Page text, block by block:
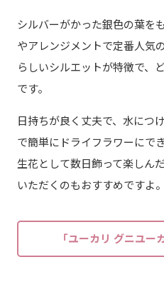
シルバーがかった銀色の葉を
やアレンジメントで定番人気
らしいシルエットが特徴で、
です。
日持ちが良く丈夫で、水につ
で簡単にドライフラワーにで
生花として数日飾って楽しん
いただくのもおすすめですよ。
「ユーカリ グニユー